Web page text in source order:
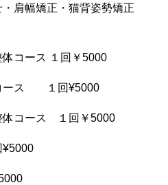
肩幅矯正・猫背姿勢矯正
コース １回￥5000
ース １回¥5000
体コース １回￥5000